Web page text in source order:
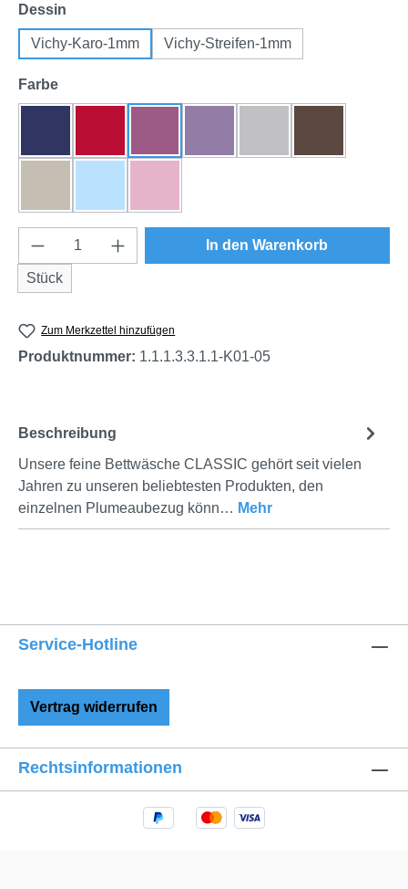
Dessin
Vichy-Karo-1mm Vichy-Streifen-1mm
Farbeauswählen
Produkt Anzahl: Gib den gewünschten
Stück
In den Warenkorb
Zum Merkzettel hinzufügen
Produktnummer: 1.1.1.3.3.1.1-K01-05
Beschreibung
Unsere feine Bettwäsche CLASSIC gehört seit vielen
Jahren zu unseren beliebtesten Produkten, den
einzelnen Plumeaubezug könn… Mehr
Service-Hotline
Vertrag widerrufen
Rechtsinformationen